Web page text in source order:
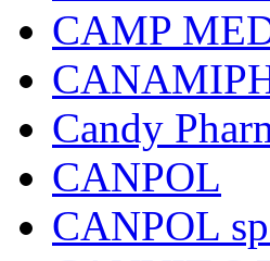
CAMP
Candy
CANPOL
CANPOL